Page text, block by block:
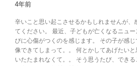
4年前
辛いこと思い起こさせるかもしれませんが、
てください。 最近、子どもが亡くなるニュ
びに心傷がつくのを感じます。 その子が感
像できてしまって。。 何とかしてあげたい
いたたまれなくて。。 そう思うたび、でき